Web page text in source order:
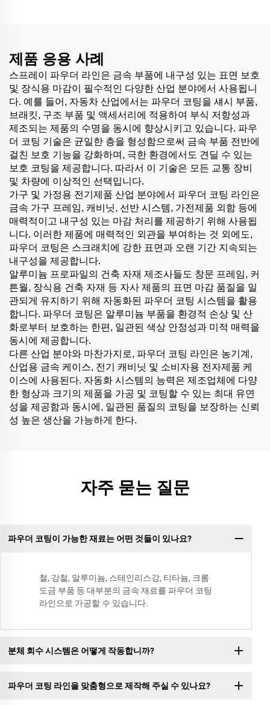
제품 응용 사례
스프레이 파우더 라인은 금속 부품에 내구성 있는 표면 보호
및 장식용 마감이 필수적인 다양한 산업 분야에서 사용됩니
다. 예를 들어, 자동차 산업에서는 파우더 코팅을 섀시 부품,
브래킷, 구조 부품 및 액세서리에 적용하여 부식 저항성과
제조되는 제품의 수명을 동시에 향상시키고 있습니다. 파우
더 코팅 기술은 균일한 층을 형성함으로써 금속 부품 전반에
걸친 보호 기능을 강화하며, 극한 환경에서도 견딜 수 있는
보호 코팅을 제공합니다. 따라서 이 기술은 모든 교통 장비
및 차량에 이상적인 선택입니다.
가구 및 가정용 전기제품 산업 분야에서 파우더 코팅 라인은
금속 가구 프레임, 캐비닛, 선반 시스템, 가전제품 외함 등에
매력적이고 내구성 있는 마감 처리를 제공하기 위해 사용됩
니다. 이러한 제품에 매력적인 외관을 부여하는 것 외에도,
파우더 코팅은 스크래치에 강한 표면과 오랜 기간 지속되는
내구성을 제공합니다.
알루미늄 프로파일의 건축 자재 제조사들도 창문 프레임, 커
튼월, 장식용 건축 자재 등 자사 제품의 표면 마감 품질을 일
관되게 유지하기 위해 자동화된 파우더 코팅 시스템을 활용
합니다. 파우더 코팅은 알루미늄 부품을 환경적 손상 및 산
화로부터 보호하는 한편, 일관된 색상 안정성과 미적 매력을
동시에 제공합니다.
다른 산업 분야와 마찬가지로, 파우더 코팅 라인은 농기계,
산업용 금속 케이스, 전기 캐비닛 및 소비자용 전자제품 케
이스에 사용된다. 자동화 시스템의 능력은 제조업체에 다양
한 형상과 크기의 제품을 가공 및 코팅할 수 있는 최대 유연
성을 제공함과 동시에, 일관된 품질의 코팅을 보장하는 신뢰
성 높은 생산을 가능하게 한다.
자주 묻는 질문
파우더 코팅이 가능한 재료는 어떤 것들이 있나요?
철, 강철, 알루미늄, 스테인리스강, 티타늄, 크롬
도금 부품 등 대부분의 금속 재료를 파우더 코팅
라인으로 가공할 수 있습니다.
분체 회수 시스템은 어떻게 작동합니까?
파우더 코팅 라인을 맞춤형으로 제작해 주실 수 있나요?